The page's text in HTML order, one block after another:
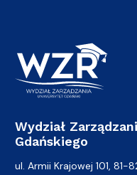
Wydział
Gdańskiego
ul. Armii Krajowej 101, 81-